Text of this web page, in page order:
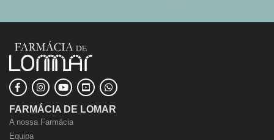
FARMÁCIA DE LOMAR
A nossa Farmácia
Equipa